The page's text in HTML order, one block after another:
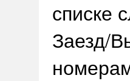
списке
Заезд/